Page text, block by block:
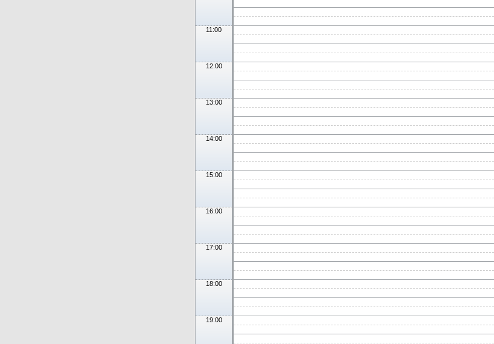
11:00
12:00
13:00
14:00
15:00
16:00
17:00
18:00
19:00